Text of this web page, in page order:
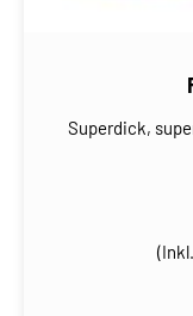
Superdick,